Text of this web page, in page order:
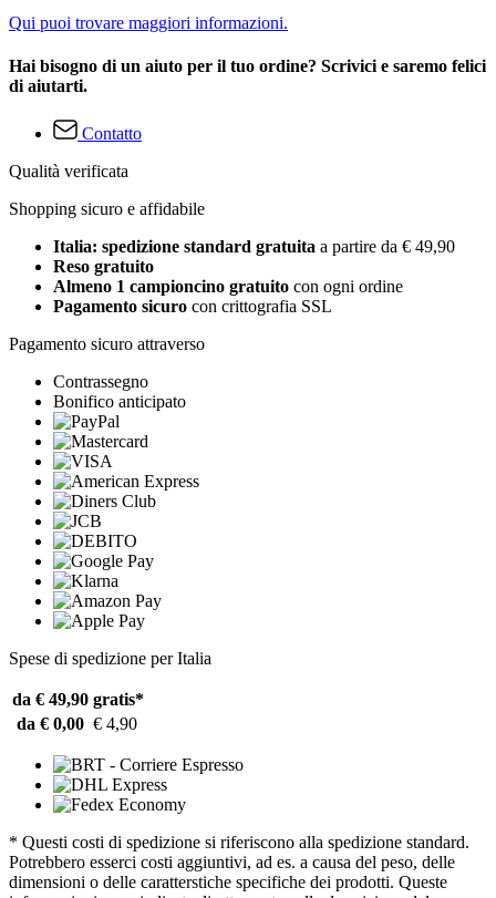
Qui puoi trovare maggiori informazioni.
Hai bisogno di un aiuto per il tuo ordine? Scrivici e saremo felici
di aiutarti.
Contatto
Qualità verificata
Shopping sicuro e affidabile
Italia: spedizione standard gratuita a partire da € 49,90
Reso gratuito
Almeno 1 campioncino gratuito con ogni ordine
Pagamento sicuro con crittografia SSL
Pagamento sicuro attraverso
Contrassegno
Bonifico anticipato
Spese di spedizione per Italia
da € 49,90 gratis*
da € 0,00 € 4,90
* Questi costi di spedizione si riferiscono alla spedizione standard.
Potrebbero esserci costi aggiuntivi, ad es. a causa del peso, delle
dimensioni o delle caratterstiche specifiche dei prodotti. Queste